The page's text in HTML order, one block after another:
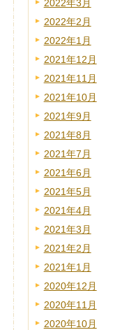
2022年3月
2022年2月
2022年1月
2021年12月
2021年11月
2021年10月
2021年9月
2021年8月
2021年7月
2021年6月
2021年5月
2021年4月
2021年3月
2021年2月
2021年1月
2020年12月
2020年11月
2020年10月